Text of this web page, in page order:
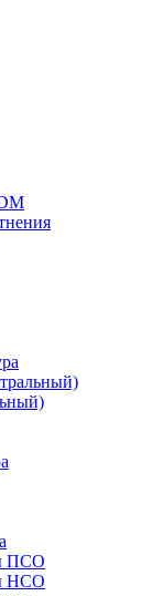
ПСО
НСО